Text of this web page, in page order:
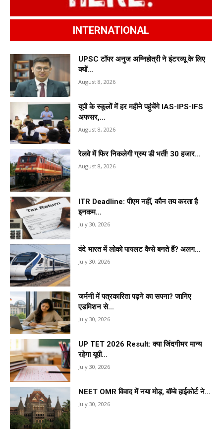
INTERNATIONAL
UPSC टॉपर अनुज अग्निहोत्री ने इंटरव्यू के लिए
क्यों...
August 8, 2026
यूपी के स्कूलों में हर महीने पहुंचेंगे IAS-IPS-IFS
अफसर,...
August 8, 2026
रेलवे में फिर निकलेगी ग्रुप डी भर्ती! 30 हजार...
August 8, 2026
ITR Deadline: पीएम नहीं, कौन तय करता है
इनकम...
July 30, 2026
वंदे भारत में लोको पायलट कैसे बनते हैं? अलग...
July 30, 2026
जर्मनी में पत्रकारिता पढ़ने का सपना? जानिए
एडमिशन से...
July 30, 2026
UP TET 2026 Result: क्या जिंदगीभर मान्य
रहेगा यूपी...
July 30, 2026
NEET OMR विवाद में नया मोड़, बॉम्बे हाईकोर्ट ने...
July 30, 2026